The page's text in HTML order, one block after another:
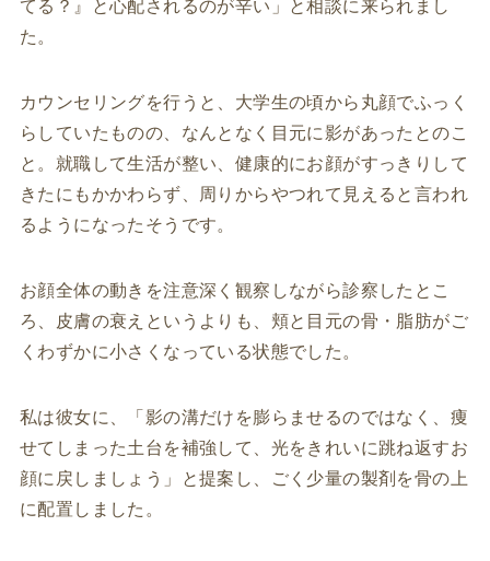
てる？』と心配されるのが辛い」と相談に来られまし
た。
カウンセリングを行うと、大学生の頃から丸顔でふっく
らしていたものの、なんとなく目元に影があったとのこ
と。就職して生活が整い、健康的にお顔がすっきりして
きたにもかかわらず、周りからやつれて見えると言われ
るようになったそうです。
お顔全体の動きを注意深く観察しながら診察したとこ
ろ、皮膚の衰えというよりも、頬と目元の骨・脂肪がご
くわずかに小さくなっている状態でした。
私は彼女に、「影の溝だけを膨らませるのではなく、痩
せてしまった土台を補強して、光をきれいに跳ね返すお
顔に戻しましょう」と提案し、ごく少量の製剤を骨の上
に配置しました。